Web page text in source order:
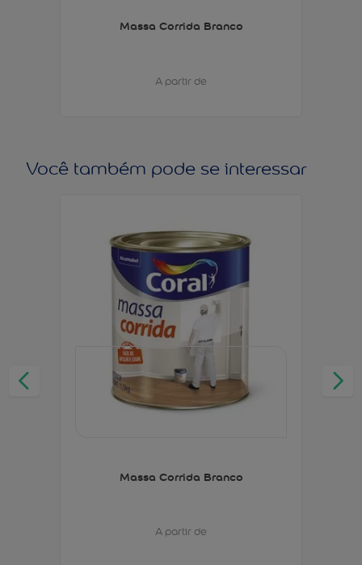
Massa Corrida Branco
A partir de
Você também pode se interessar
Massa Corrida Branco
A partir de